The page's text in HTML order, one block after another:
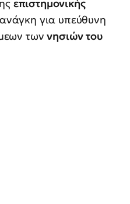
επιστημονικής
για υπεύθυνη
τωννησιών του